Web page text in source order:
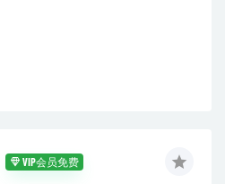
VIP会员免费